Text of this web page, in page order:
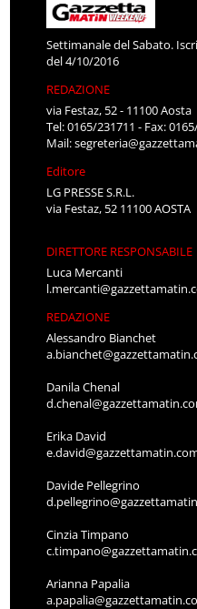
Settimanale del Sabato.
del 4/10/2016
REDAZIONE
via Festaz, 52 - 11100 Aosta
Tel: 0165/231711 - Fax:
Mail:
Editore
LG PRESSE S.R.L.
via Festaz, 52 11100 AOSTA
DIRETTORE RESPONSABILE
Luca Mercanti
REDAZIONE
Alessandro Bianchet
Danila Chenal
Erika David
Davide Pellegrino
Cinzia Timpano
Arianna Papalia